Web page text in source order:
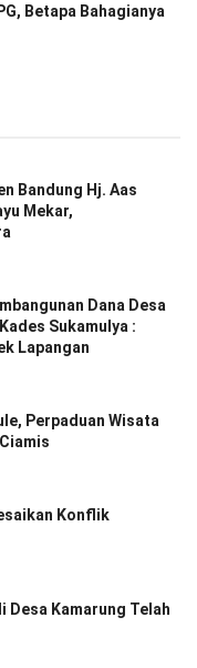
Betapa Bahagianya
Bandung Hj. Aas
Mekar,
Dana Desa
Sukamulya :
Lapangan
Perpaduan Wisata
Konflik
Desa Kamarung Telah